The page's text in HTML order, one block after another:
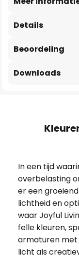
Details
Beoordeling
Downloads
In een tijd
overbelasting
er een
lichtheid en
waar Joyful
felle kleuren,
armaturen met
licht als